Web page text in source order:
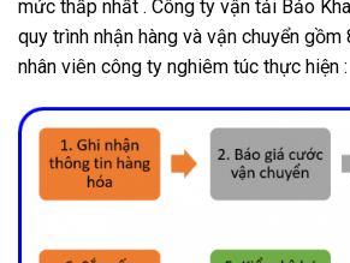
mức thấp nhất . Công ty vận tải Bảo
quy trình nhận hàng và vận chuyển
nhân viên công ty nghiêm túc thực hiện :